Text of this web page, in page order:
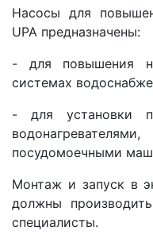
Насосы для
UPA предназначены:
- для повышения
системах
- для установки
посудомоечными
Монтаж и запуск в
должны
специалисты.